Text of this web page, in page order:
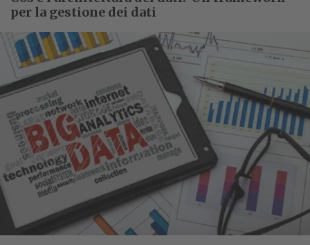
per la gestione dei dati